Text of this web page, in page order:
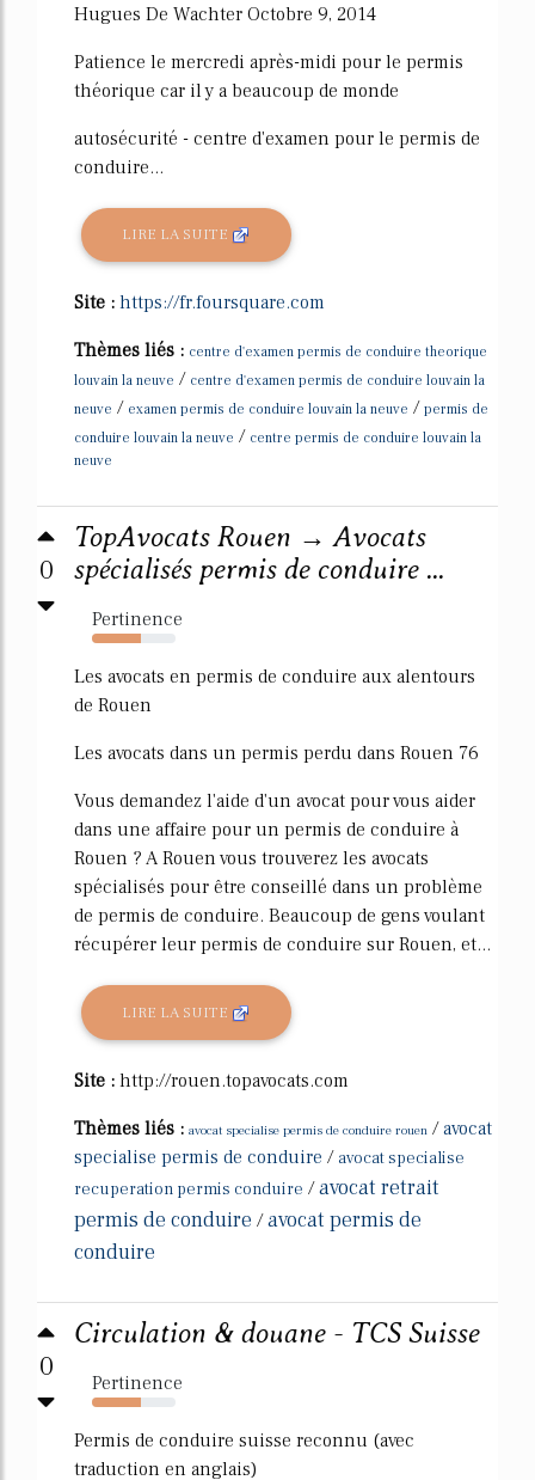
Hugues De Wachter Octobre 9, 2014
Patience le mercredi après-midi pour le permis
théorique car il y a beaucoup de monde
autosécurité - centre d'examen pour le permis de
conduire...
LIRE LA SUITE
Site : https://fr.foursquare.com
Thèmes liés : centre d'examen permis de conduire theorique
louvain la neuve / centre d'examen permis de conduire louvain la
neuve / examen permis de conduire louvain la neuve / permis de
conduire louvain la neuve / centre permis de conduire louvain la
neuve
0
TopAvocats Rouen → Avocats
spécialisés permis de conduire ...
Pertinence
59%
Les avocats en permis de conduire aux alentours
de Rouen
Les avocats dans un permis perdu dans Rouen 76
Vous demandez l'aide d'un avocat pour vous aider
dans une affaire pour un permis de conduire à
Rouen ? A Rouen vous trouverez les avocats
spécialisés pour être conseillé dans un problème
de permis de conduire. Beaucoup de gens voulant
récupérer leur permis de conduire sur Rouen, et...
LIRE LA SUITE
Site : http://rouen.topavocats.com
Thèmes liés : avocat specialise permis de conduire rouen /avocat
specialise permis de conduire / avocat specialise
recuperation permis conduire /avocat retrait
permis de conduire /avocat permis de
conduire
0
Circulation & douane - TCS Suisse
Pertinence
58%
Permis de conduire suisse reconnu (avec
traduction en anglais)